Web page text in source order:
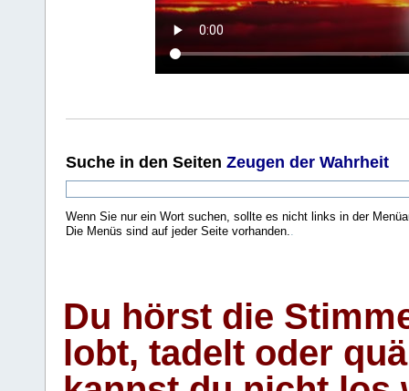
Suche in den Seiten Zeugen der Wahrheit
Wenn Sie nur ein Wort suchen, sollte es nicht links in der
Die Menüs sind auf jeder Seite vorhanden..
Du hörst die
lobt, tadelt oder